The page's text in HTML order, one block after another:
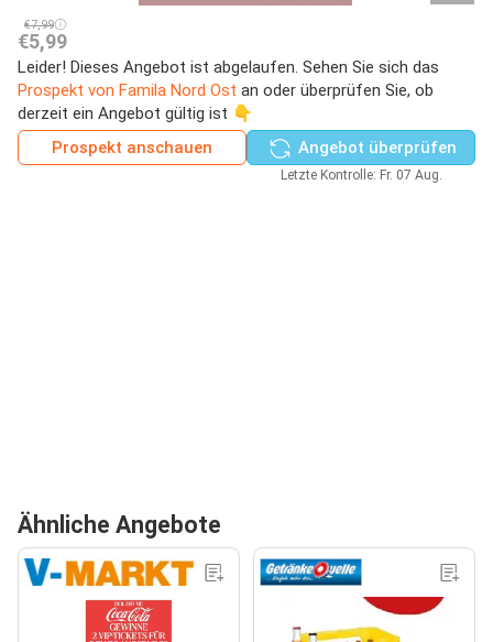
€7,99
€5,99
Leider! Dieses Angebot ist abgelaufen. Sehen Sie sich das
Prospekt von Famila Nord Ost an oder überprüfen Sie, ob
derzeit ein Angebot gültig ist 👇
Prospekt anschauen
Angebot überprüfen
Letzte Kontrolle: Fr. 07 Aug.
Ähnliche Angebote